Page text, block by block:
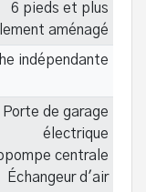
6 pieds et plus
aménagé
indépendante
Porte de garage
électrique
centrale
Échangeur d'air